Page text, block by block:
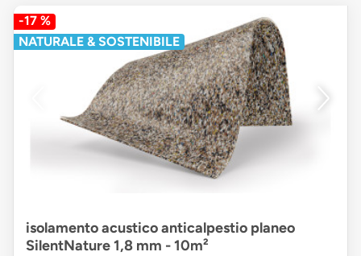
-17 %
NATURALE & SOSTENIBILE
isolamento acustico anticalpestio planeo
SilentNature 1,8 mm - 10m²